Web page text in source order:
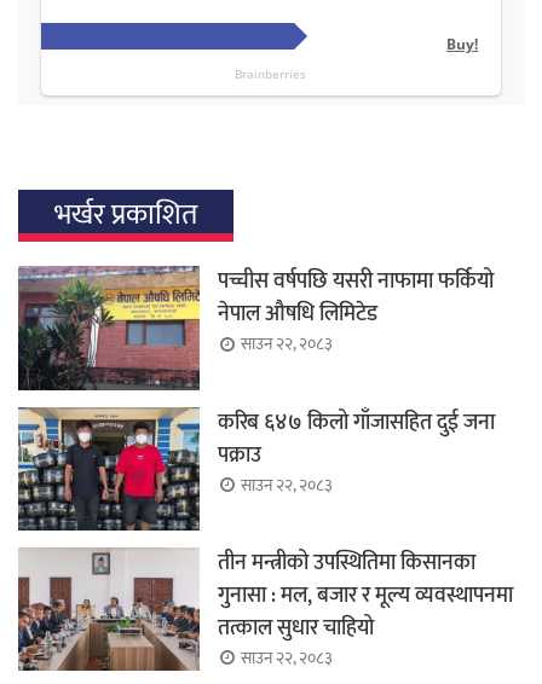
भर्खर प्रकाशित
पच्चीस वर्षपछि यसरी नाफामा फर्कियो
नेपाल औषधि लिमिटेड
साउन २२, २०८३
करिब ६४७ किलो गाँजासहित दुई जना
पक्राउ
साउन २२, २०८३
तीन मन्त्रीको उपस्थितिमा किसानका
गुनासा : मल, बजार र मूल्य व्यवस्थापनमा
तत्काल सुधार चाहियो
साउन २२, २०८३